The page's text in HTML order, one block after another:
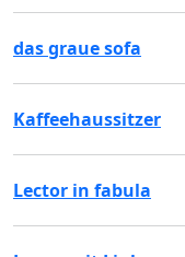
das graue sofa
Kaffeehaussitzer
Lector in fabula